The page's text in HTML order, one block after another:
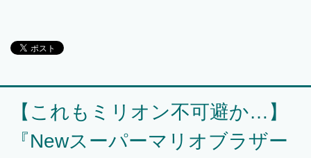
【これもミリオン不可避か…】
『Newスーパーマリオブラザー